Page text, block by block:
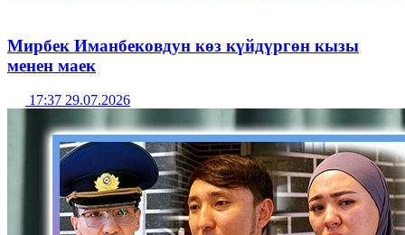
Мирбек Иманбековдун көз күйдүргөн кызы
менен маек
17:37 29.07.2026